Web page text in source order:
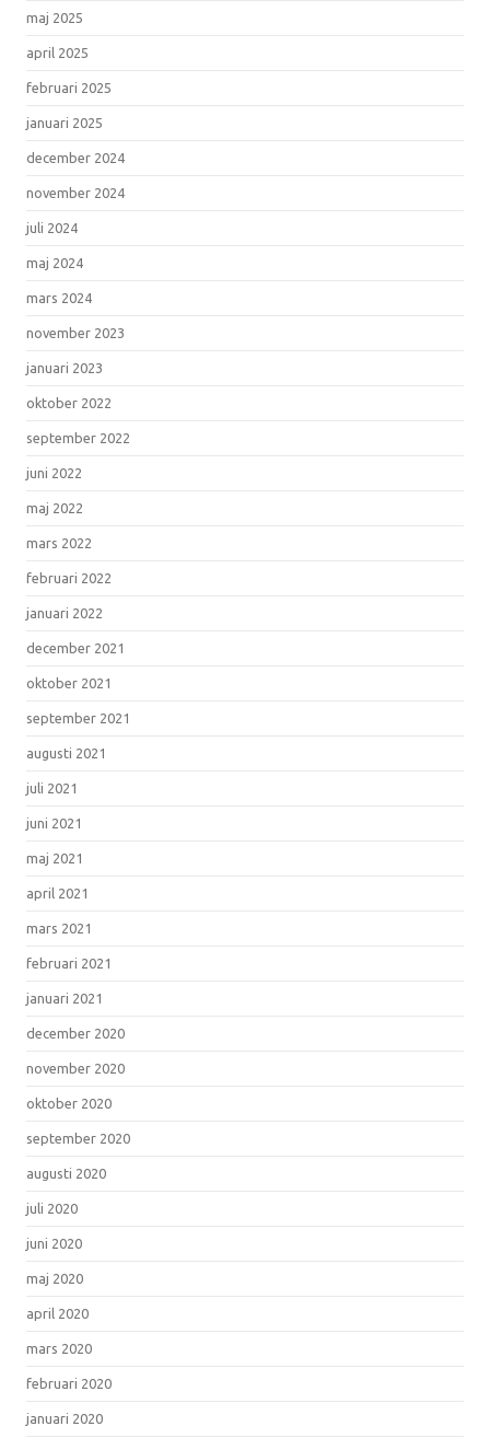
maj 2025
april 2025
februari 2025
januari 2025
december 2024
november 2024
juli 2024
maj 2024
mars 2024
november 2023
januari 2023
oktober 2022
september 2022
juni 2022
maj 2022
mars 2022
februari 2022
januari 2022
december 2021
oktober 2021
september 2021
augusti 2021
juli 2021
juni 2021
maj 2021
april 2021
mars 2021
februari 2021
januari 2021
december 2020
november 2020
oktober 2020
september 2020
augusti 2020
juli 2020
juni 2020
maj 2020
april 2020
mars 2020
februari 2020
januari 2020